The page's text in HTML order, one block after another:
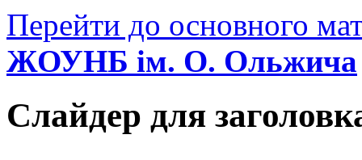
Перейти до основного
ЖОУНБ ім. О. Ольжича
Слайдер для